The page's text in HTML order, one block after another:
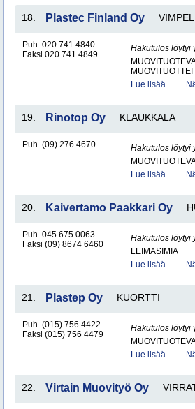
18. Plastec Finland Oy
Puh. 020 741 4840
Faksi 020 741 4849
Hakutulos löytyi
Lue lisää..
19. Rinotop Oy KLAUKKALA
Puh. (09) 276 4670
Hakutulos löytyi
Lue lisää..
20. Kaivertamo Paakkari Oy
Puh. 045 675 0063
Faksi (09) 8674 6460
Hakutulos löytyi
LEIMASIMIA
Lue lisää..
21. Plastep Oy KUORTTI
Puh. (015) 756 4422
Faksi (015) 756 4479
Hakutulos löytyi
Lue lisää..
22. Virtain Muovityö Oy